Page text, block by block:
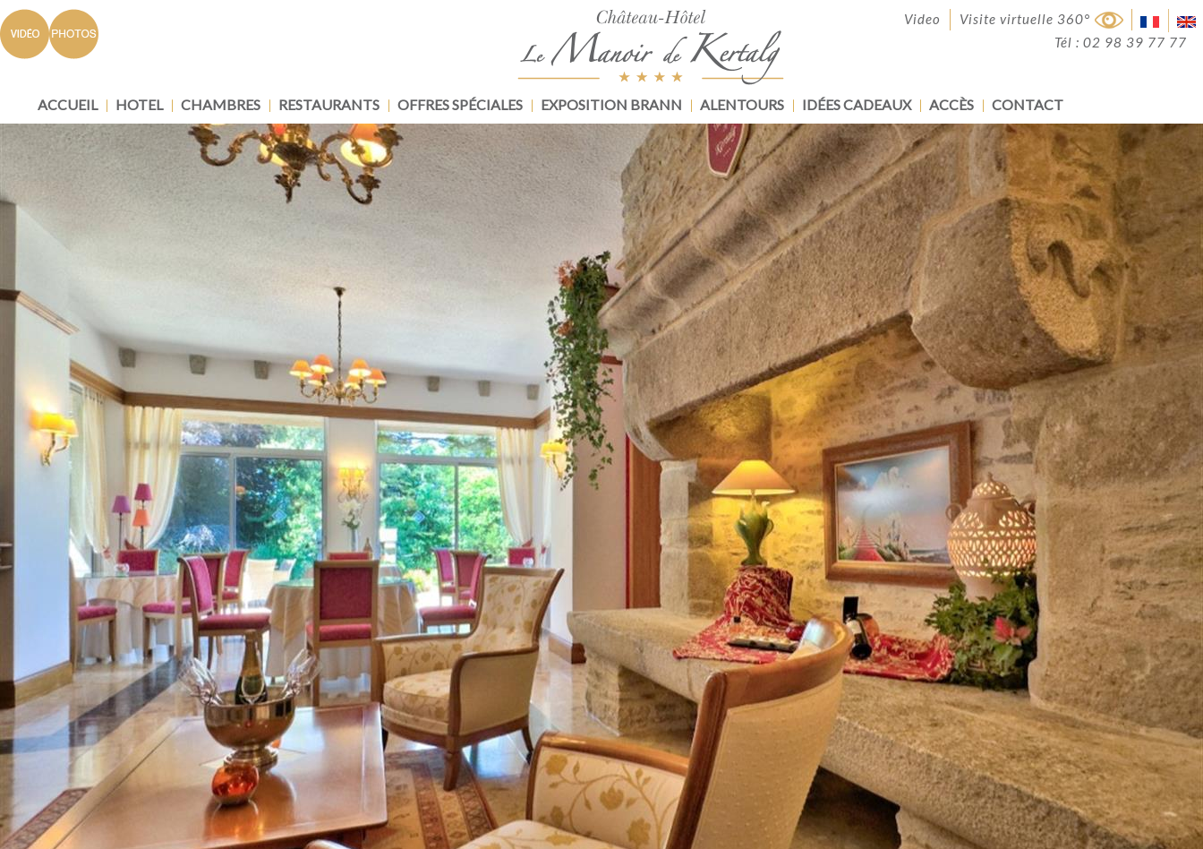
Visite virtuelle 360°
Video
Tél : 02 98 39 77 77
ACCUEIL HOTEL CHAMBRES RESTAURANTS OFFRES SPÉCIALES EXPOSITION BRANN ALENTOURS IDÉES CADEAUX ACCÈS CONTACT